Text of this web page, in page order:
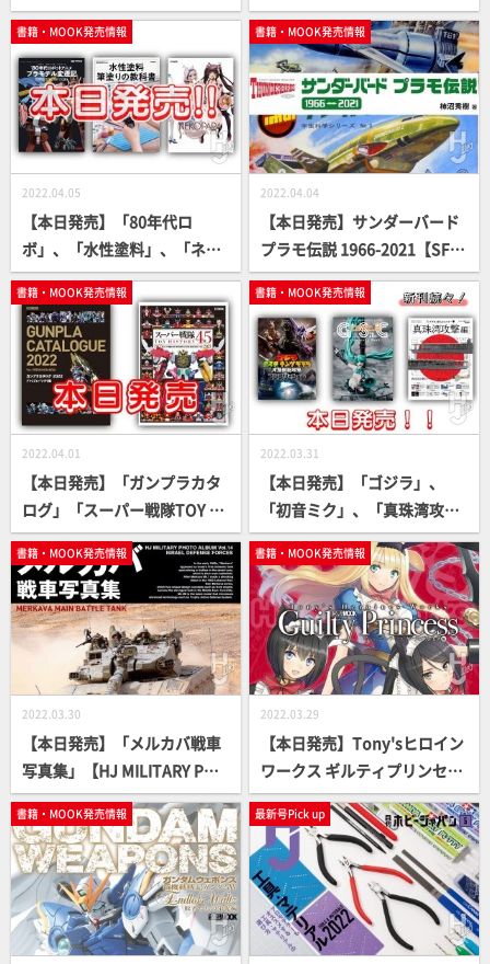
ップ！
書籍・MOOK発売情報
2022.04.05
【本日発売】「80年代ロ
ボ」、「水性塗料」、「ネコ
ぱら」書籍続々登場！【プラ
モからフィギュアまで】
書籍・MOOK発売情報
2022.04.04
【本日発売】サンダーバード
プラモ伝説 1966-2021【SF人
形劇の金字塔】
書籍・MOOK発売情報
2022.04.01
【本日発売】「ガンプラカタ
ログ」「スーパー戦隊TOY HI
STORY」【資料に最適！】
書籍・MOOK発売情報
2022.03.31
【本日発売】「ゴジラ」、
「初音ミク」、「真珠湾攻
撃」書籍続々登場！【フィギ
ュアからスケールまで】
書籍・MOOK発売情報
2022.03.30
【本日発売】「メルカバ戦車
写真集」【HJ MILITARY PHO
TO ALBUM】
書籍・MOOK発売情報
2022.03.29
【本日発売】Tony'sヒロイン
ワークス ギルティプリンセス
編 【プラパーツ＆デカール付
き】
書籍・MOOK発売情報 最新号Pick up